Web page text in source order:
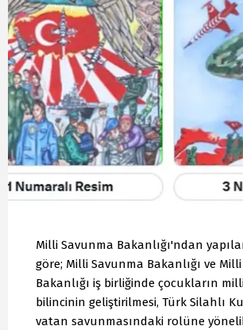
Milli Savunma Bakanlığı'ndan
göre; Milli Savunma Bakanlığı ve Milli
Bakanlığı iş birliğinde çocukların
bilincinin geliştirilmesi, Türk Silahlı
vatan savunmasındaki rolüne